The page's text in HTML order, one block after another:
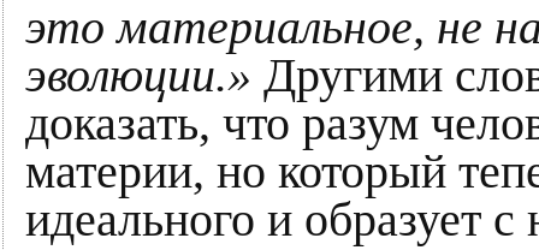
это материальное, не
эволюции.» Другими
доказать, что разум
материи, но который
идеального и образует